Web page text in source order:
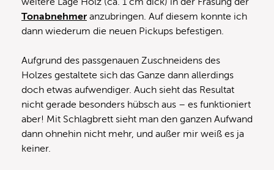
Tonabnehmer anzubringen. Auf diesem konnte ich
dann wiederum die neuen Pickups befestigen.
Aufgrund des passgenauen Zuschneidens des
Holzes gestaltete sich das Ganze dann allerdings
doch etwas aufwendiger. Auch sieht das Resultat
nicht gerade besonders hübsch aus – es funktioniert
aber! Mit Schlagbrett sieht man den ganzen Aufwand
dann ohnehin nicht mehr, und außer mir weiß es ja
keiner.